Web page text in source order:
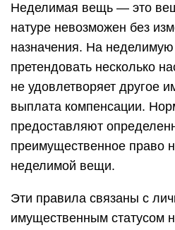
Неделимая вещь — это
натуре невозможен без
назначения. На
претендовать несколько
не удовлетворяет другое
выплата компенсации.
предоставляют
преимущественное право
неделимой вещи.
Эти правила связаны с
имущественным статусом